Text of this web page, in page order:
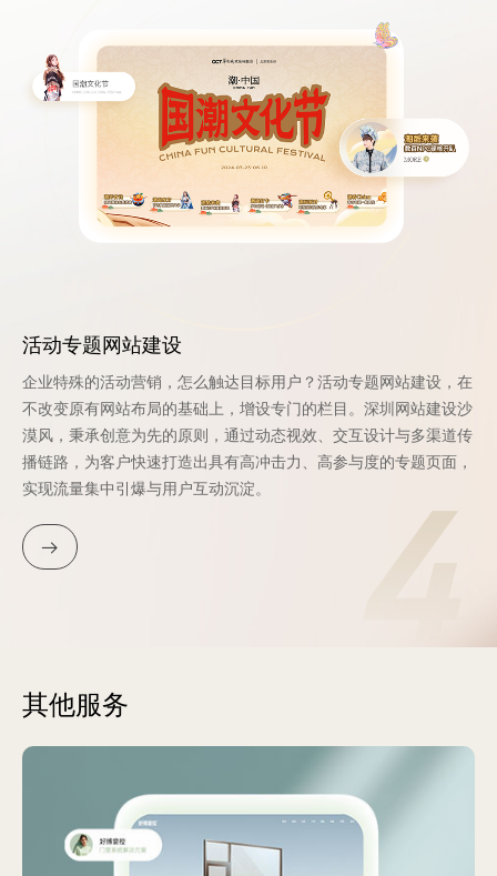
活动专题网站建设
企业特殊的活动营销，怎么触达目标用户？活动专题网站建设，在
不改变原有网站布局的基础上，增设专门的栏目。深圳网站建设沙
漠风，秉承创意为先的原则，通过动态视效、交互设计与多渠道传
播链路，为客户快速打造出具有高冲击力、高参与度的专题页面，
实现流量集中引爆与用户互动沉淀。
4
其他服务